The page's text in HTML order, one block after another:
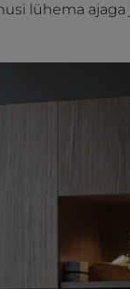
lühema